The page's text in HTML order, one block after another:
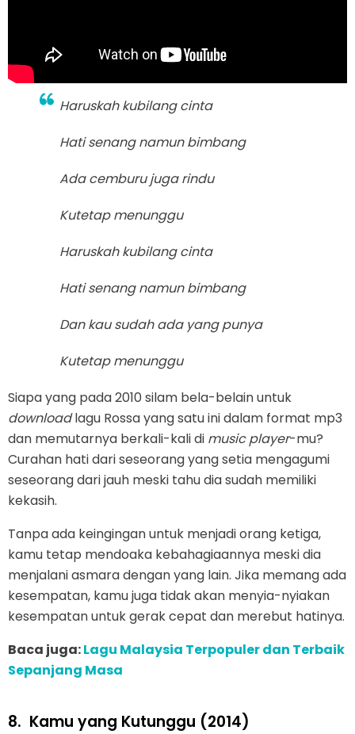
Haruskah kubilang cinta
Hati senang namun bimbang
Ada cemburu juga rindu
Kutetap menunggu
Haruskah kubilang cinta
Hati senang namun bimbang
Dan kau sudah ada yang punya
Kutetap menunggu
Siapa yang pada 2010 silam bela-belain untuk
downloadlagu Rossa yang satu ini dalam format mp3
dan memutarnya berkali-kali di music player-mu?
Curahan hati dari seseorang yang setia mengagumi
seseorang dari jauh meski tahu dia sudah memiliki
kekasih.
Tanpa ada keingingan untuk menjadi orang ketiga,
kamu tetap mendoaka kebahagiaannya meski dia
menjalani asmara dengan yang lain. Jika memang ada
kesempatan, kamu juga tidak akan menyia-nyiakan
kesempatan untuk gerak cepat dan merebut hatinya.
Baca juga:Lagu Malaysia Terpopuler dan Terbaik
Sepanjang Masa
8. Kamu yang Kutunggu (2014)